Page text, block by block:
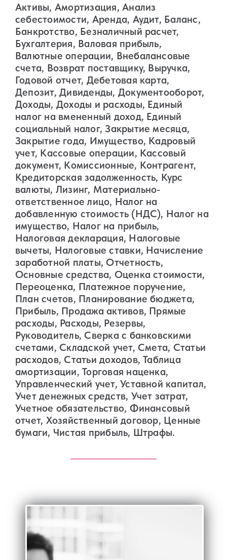
Активы, Амортизация, Анализ
себестоимости, Аренда, Аудит, Баланс,
Банкротство, Безналичный расчет,
Бухгалтерия, Валовая прибыль,
Валютные операции, Внебалансовые
счета, Возврат поставщику, Выручка,
Годовой отчет, Дебетовая карта,
Депозит, Дивиденды, Документооборот,
Доходы, Доходы и расходы, Единый
налог на вмененный доход, Единый
социальный налог, Закрытие месяца,
Закрытие года, Имущество, Кадровый
учет, Кассовые операции, Кассовый
документ, Комиссионные, Контрагент,
Кредиторская задолженность, Курс
валюты, Лизинг, Материально-
ответственное лицо, Налог на
добавленную стоимость (НДС), Налог на
имущество, Налог на прибыль,
Налоговая декларация, Налоговые
вычеты, Налоговые ставки, Начисление
заработной платы, Отчетность,
Основные средства, Оценка стоимости,
Переоценка, Платежное поручение,
План счетов, Планирование бюджета,
Прибыль, Продажа активов, Прямые
расходы, Расходы, Резервы,
Руководитель, Сверка с банковскими
счетами, Складской учет, Смета, Статьи
расходов, Статьи доходов, Таблица
амортизации, Торговая наценка,
Управленческий учет, Уставной капитал,
Учет денежных средств, Учет затрат,
Учетное обязательство, Финансовый
отчет, Хозяйственный договор, Ценные
бумаги, Чистая прибыль, Штрафы.